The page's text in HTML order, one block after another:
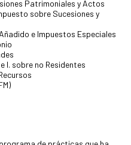
Patrimoniales y Actos
sobre Sucesiones y
e Impuestos Especiales
I. sobre no Residentes